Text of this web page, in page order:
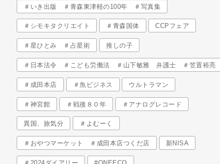
＃いき出版 ＃青森東津軽の100年 ＃写真集
＃シモキタクリエイト ＃青森国体 CCPフェア
＃星ひとみ ＃占星術 推しの子
＃日本法令 ＃こども労働法 ＃山下敏雅 弁護士 ＃笠置裕亮
＃成田本店 ＃魚ビジネス ウルトラマン
＃神宮館 ＃戦後８０年 ＃アナログレコード
異国、旅気分 ＃よむーく
＃おやつマーケット ＃成田本店つくだ店 新NISA